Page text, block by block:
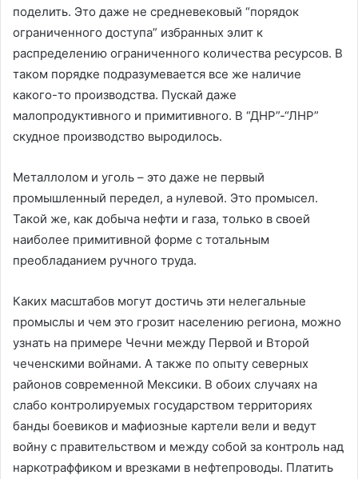
поделить. Это даже не средневековый “порядок
ограниченного доступа” избранных элит к
распределению ограниченного количества ресурсов. В
таком порядке подразумевается все же наличие
какого-то производства. Пускай даже
малопродуктивного и примитивного. В “ДНР”-“ЛНР”
скудное производство выродилось.
Металлолом и уголь – это даже не первый
промышленный передел, а нулевой. Это промысел.
Такой же, как добыча нефти и газа, только в своей
наиболее примитивной форме с тотальным
преобладанием ручного труда.
Каких масштабов могут достичь эти нелегальные
промыслы и чем это грозит населению региона, можно
узнать на примере Чечни между Первой и Второй
чеченскими войнами. А также по опыту северных
районов современной Мексики. В обоих случаях на
слабо контролируемых государством территориях
банды боевиков и мафиозные картели вели и ведут
войну с правительством и между собой за контроль над
наркотраффиком и врезками в нефтепроводы. Платить